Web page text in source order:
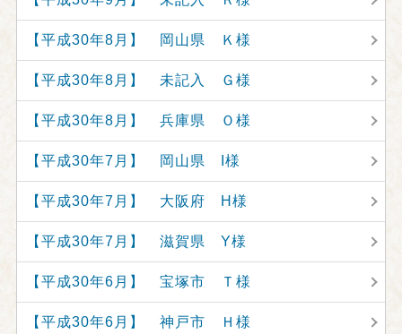
【平成30年8月】 岡山県 Ｋ様
【平成30年8月】 未記入 Ｇ様
【平成30年8月】 兵庫県 Ｏ様
【平成30年7月】 岡山県 I様
【平成30年7月】 大阪府 H様
【平成30年7月】 滋賀県 Y様
【平成30年6月】 宝塚市 Ｔ様
【平成30年6月】 神戸市 Ｈ様